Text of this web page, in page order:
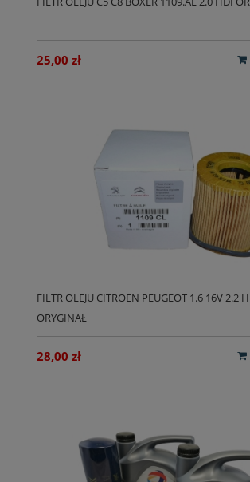
25,00 zł
FILTR OLEJU CITROEN PEUGEOT 1.6 16V 2.2
ORYGINAŁ
28,00 zł